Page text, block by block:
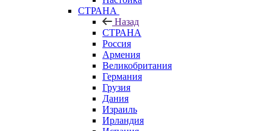
СТРАНА
Назад
СТРАНА
Россия
Армения
Великобритания
Германия
Грузия
Дания
Израиль
Ирландия